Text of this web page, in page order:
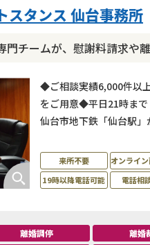
門チームが、慰謝料請求や
スタンス 仙台事務所
◆ご相談実績6,000件以
をご用意◆平日21時ま
仙台市地下鉄「仙台駅
来所不要 オンライ
19時以降電話可能
電話相
離婚調停 離婚